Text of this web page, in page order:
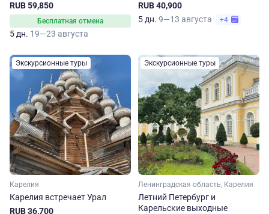
RUB 59,850
Бесплатная отмена
5 дн. 19—23 августа
RUB 40,900
5 дн. 9—13 августа +4
Экскурсионные туры
Карелия
Карелия встречает Урал
RUB 36,700
Экскурсионные туры
Ленинградская область, Карелия
Летний Петербург и
Карельские выходные